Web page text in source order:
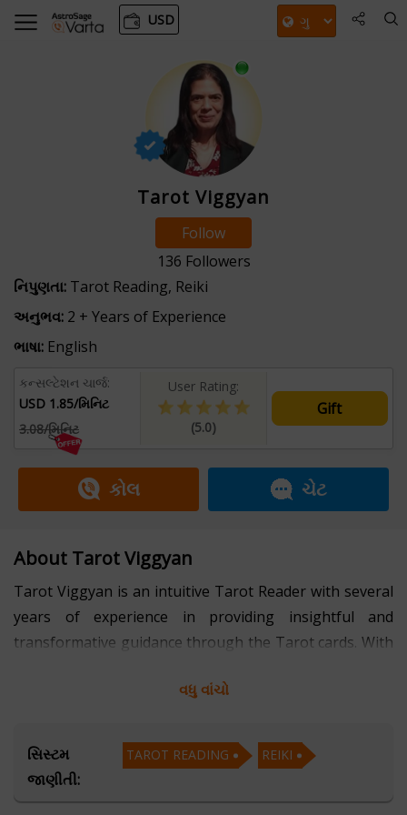
USD
Tarot Viggyan
Follow
136 Followers
નિપુણતા: Tarot Reading, Reiki
અનુભવ: 2 + Years of Experience
ભાષા: English
કન્સલ્ટેશન ચાર્જ:
USD 1.85/મિનિટ
3.08/મિનિટ
User Rating:
(5.0)
Gift
કોલ ચેટ
About Tarot Viggyan
Tarot Viggyan is an intuitive Tarot Reader with several
years of experience in providing insightful and
transformative guidance through the Tarot cards. With
helped countless individuals gain clarity and
and future paths.
Through her compassionate and empathetic approach,
વધુ વાંચો
સિસ્ટમ
જાણીતી:
TAROT READING REIKI